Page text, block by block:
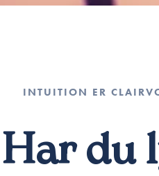
INTUITION ER
Har du